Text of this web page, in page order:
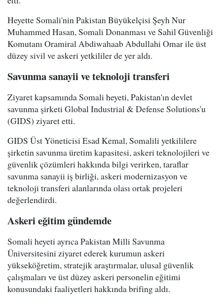
Heyette Somali'nin Pakistan Büyükelçisi Şeyh Nur
Muhammed Hasan, Somali Donanması ve Sahil Güvenliği
Komutanı Oramiral Abdiwahaab Abdullahi Omar ile üst
düzey sivil ve askeri yetkililer de yer aldı.
Savunma sanayii ve teknoloji transferi
Ziyaret kapsamında Somali heyeti, Pakistan'ın devlet
savunma şirketi Global Industrial & Defense Solutions'u
(GIDS) ziyaret etti.
GIDS Üst Yöneticisi Esad Kemal, Somalili yetkililere
şirketin savunma üretim kapasitesi, askeri teknolojileri ve
güvenlik çözümleri hakkında bilgi verirken, taraflar
savunma sanayii iş birliği, askeri modernizasyon ve
teknoloji transferi alanlarında olası ortak projeleri
değerlendirdi.
Askeri eğitim gündemde
Somali heyeti ayrıca Pakistan Milli Savunma
Üniversitesini ziyaret ederek kurumun askeri
yükseköğretim, stratejik araştırmalar, ulusal güvenlik
çalışmaları ve üst düzey askeri personelin eğitimi
konusundaki faaliyetleri hakkında brifing aldı.